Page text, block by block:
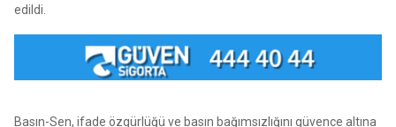
edildi.
Basın-Sen, ifade özgürlüğü ve basın bağımsızlığını güvence altına